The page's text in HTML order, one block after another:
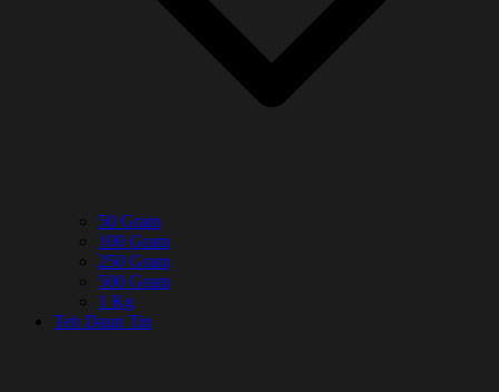
50 Gram
100 Gram
250 Gram
500 Gram
1 Kg
Teh Daun Tin